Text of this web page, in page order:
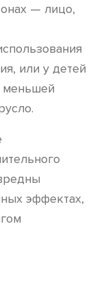
— лицо,
или у детей
меньшей
эффектах,